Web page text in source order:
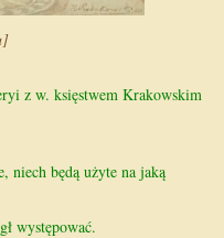
z w. księstwem Krakowskim
niech będą użyte na jaką
występować.